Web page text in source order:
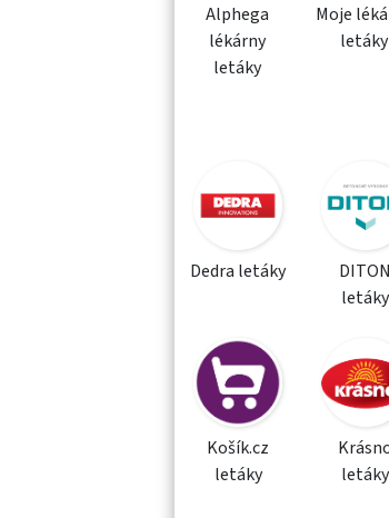
Alphega
lékárny
letáky
Moje
letáky
Dedra letáky
DITON
letáky
Košík.cz
letáky
letáky